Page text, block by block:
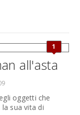
1
all'asta
oggetti che
sua vita di